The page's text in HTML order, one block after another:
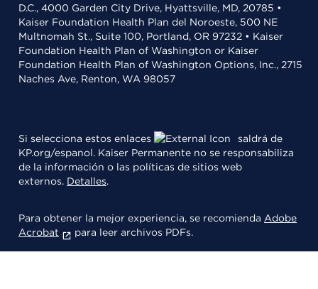
D.C., 4000 Garden City Drive, Hyattsville, MD, 20785 •
Kaiser Foundation Health Plan del Noroeste, 500 NE
Multnomah St., Suite 100, Portland, OR 97232 • Kaiser
Foundation Health Plan of Washington or Kaiser
Foundation Health Plan of Washington Options, Inc., 2715
Naches Ave, Renton, WA 98057
Si selecciona estos enlaces
saldrá de
KP.org/espanol. Kaiser Permanente no se responsabiliza
de la información o las políticas de sitios web
externos. Detalles.
Para obtener la mejor experiencia, se recomienda Adobe
Acrobat
para leer archivos PDFs.